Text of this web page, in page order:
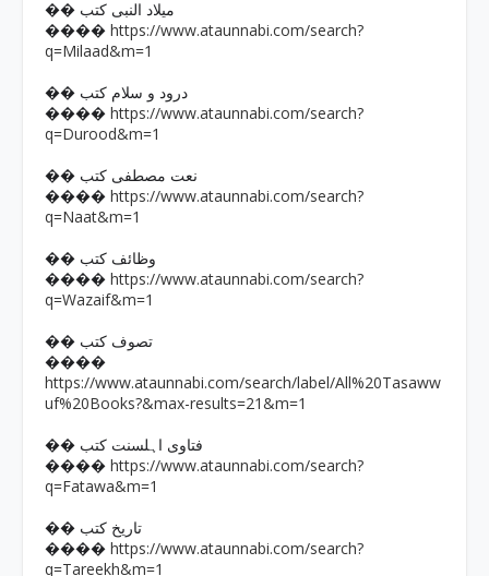
�� میلاد النبی کتب
���� https://www.ataunnabi.com/search?
q=Milaad&m=1
�� درود و سلام کتب
���� https://www.ataunnabi.com/search?
q=Durood&m=1
�� نعت مصطفی کتب
���� https://www.ataunnabi.com/search?
q=Naat&m=1
�� وظائف کتب
���� https://www.ataunnabi.com/search?
q=Wazaif&m=1
�� تصوف کتب
����
https://www.ataunnabi.com/search/label/All%20Tasaww
uf%20Books?&max-results=21&m=1
�� فتاوی اہلسنت کتب
���� https://www.ataunnabi.com/search?
q=Fatawa&m=1
�� تاریخ کتب
���� https://www.ataunnabi.com/search?
q=Tareekh&m=1